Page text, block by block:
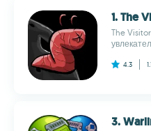
1. The
The
4.3
3.